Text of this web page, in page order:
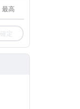
確定